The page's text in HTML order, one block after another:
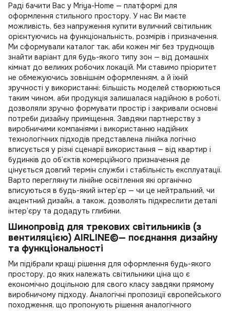
Раді бачити Вас у Mriya-Home — платформі для
оформлення стильного простору. У нас Ви маєте
можливість, без напруження купити вуличний світильник
орієнтуючись на функціональність, розмірів і призначення.
Ми сформували каталог так, аби кожен міг без труднощів
знайти варіант для будь-якого типу зон — від домашніх
кімнат до великих робочих локацій. Ми ставимо пріоритет
не обмежуючись зовнішнім оформленням, а й їхній
зручності у використанні: більшість моделей створюються
таким чином, аби продукція залишалася надійною в роботі,
дозволяли зручно формувати простір і закривали основні
потреби дизайну приміщення. Завдяки партнерству з
виробничими компаніями і використанню надійних
технологічних підходів представлена лінійка логічно
вписується у різні сценарії використання — від квартир і
будинків до об’єктів комерційного призначення де
цінується довгий термін служби і стабільність експлуатації.
Варто переглянути лінійне освітлення які органічно
вписуються в будь-який інтер’єр — чи це нейтральний, чи
акцентний дизайн, а також, дозволять підкреслити деталі
інтер’єру та додадуть глибини.
Шинопровід для трекових світильників (з
вентиляцією) AIRLINE©— поєднання дизайну
та функціональності
Ми підібрали кращі рішення для оформлення будь-якого
простору, до яких належать світильники ціна що є
економічно доцільною для свого класу завдяки прямому
виробничому підходу. Аналогічні пропозиції європейського
походження, що пропонують рішення аналогічного